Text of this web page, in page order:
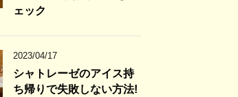
ェック
2023/04/17
シャトレーゼのアイス持
ち帰りで失敗しない方法!